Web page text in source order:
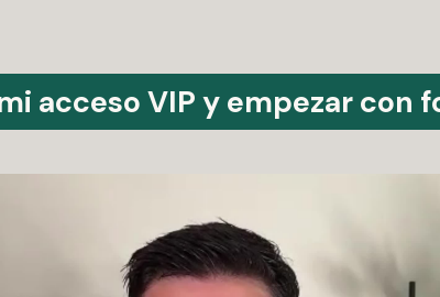
acceso VIP y empezar con